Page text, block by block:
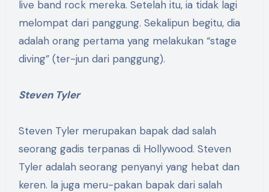
live band rock mereka. Setelah itu, ia tidak lagi
melompat dari panggung. Sekalipun begitu, dia
adalah orang pertama yang melakukan “stage
diving” (ter-jun dari panggung).
Steven Tyler
Steven Tyler merupakan bapak dad salah
seorang gadis terpanas di Hollywood. Steven
Tyler adalah seorang penyanyi yang hebat dan
keren. la juga meru-pakan bapak dari salah